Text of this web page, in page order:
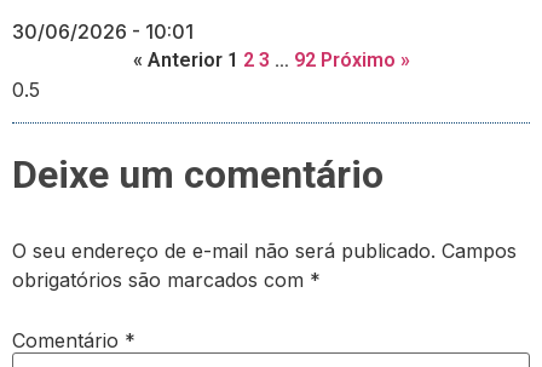
30/06/2026 10:01
« Anterior 1 2 3 … 92 Próximo »
Deixe um comentário
O seu endereço de e-mail não será publicado. Campos
obrigatórios são marcados com *
Comentário *